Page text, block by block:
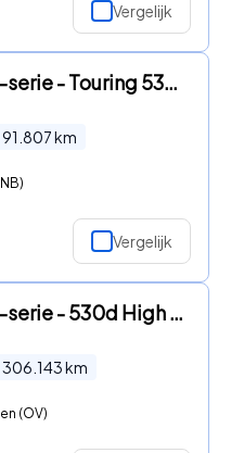
Vergelijk
BMW 5-serie - Touring 530e High Executive Panoramadak Navigatie Apple Carp
91.807km
Vergelijk
BMW 5-serie - 530d High Executive Automaat | Leder | Camera | Navigatie |
306.143km
(OV)